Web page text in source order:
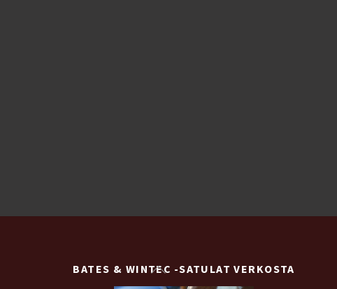
Back
BATES & WINTEC -SATULAT VERKOSTA